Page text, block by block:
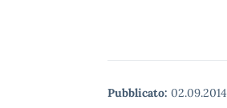
Pubblicato: 02.09.2014